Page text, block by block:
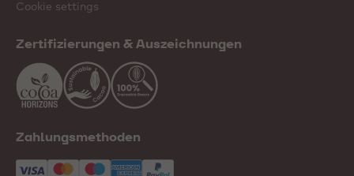
Cookie settings
Zertifizierungen & Auszeichnungen
Zahlungsmethoden